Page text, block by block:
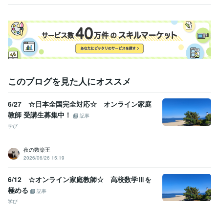
このブログを見た人にオススメ
6/27 ☆日本全国完全対応☆ オンライン家庭
教師 受講生募集中！
記事
学び
夜の数楽王
2026/06/26 15:19
6/12 ☆オンライン家庭教師☆ 高校数学Ⅲを
極める
記事
学び